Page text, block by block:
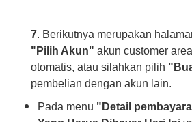
7. Berikutnya merupakan
"Pilih Akun" akun customer
otomatis, atau silahkan pilih
pembelian dengan akun lain.
Pada menu "Detail